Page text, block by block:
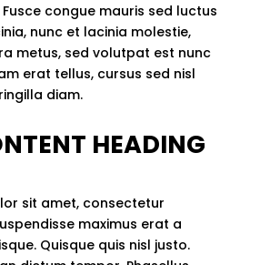
congue mauris sed luctus
nunc et lacinia molestie,
metus, sed volutpat est nunc
erat tellus, cursus sed nisl
diam.
HEADING
sit amet, consectetur
maximus erat a
Quisque quis nisl justo.